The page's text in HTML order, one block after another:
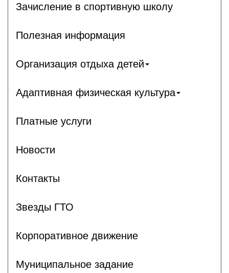
Зачисление в спортивную школу
Полезная информация
Организация отдыха детей
Адаптивная физическая культура
Платные услуги
Новости
Контакты
Звезды ГТО
Корпоративное движение
Муниципальное задание